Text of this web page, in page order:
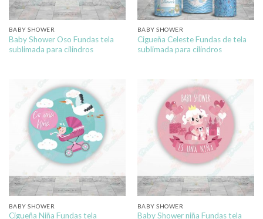
BABY SHOWER
Baby Shower Oso Fundas tela
sublimada para cilindros
BABY SHOWER
Cigueña Celeste Fundas de tela
sublimada para cilindros
BABY SHOWER
Cigueña Niña Fundas tela
BABY SHOWER
Baby Shower niña Fundas tela